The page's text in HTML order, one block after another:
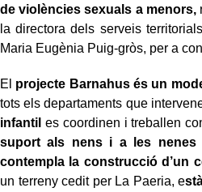
de violències sexuals a menors,
la directora dels serveis
Maria Eugènia Puig-gròs, per a
El projecte Barnahus és un
tots els departaments que
infantil es coordinen i treballen
suport als nens i a les nenes
contempla la construcció d’un
un terreny cedit per La Paeria, e